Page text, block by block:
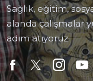
Sağlık, eğitim,
alanda çalışmalar
adım atıyoruz.